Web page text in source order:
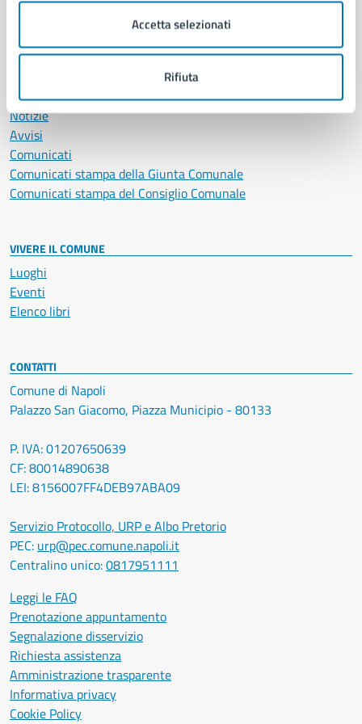
Accetta selezionati
Rifiuta
Notizie
Avvisi
Comunicati
Comunicati stampa della Giunta Comunale
Comunicati stampa del Consiglio Comunale
VIVERE IL COMUNE
Luoghi
Eventi
Elenco libri
CONTATTI
Comune di Napoli
Palazzo San Giacomo, Piazza Municipio - 80133
P. IVA: 01207650639
CF: 80014890638
LEI: 8156007FF4DEB97ABA09
Servizio Protocollo, URP e Albo Pretorio
PEC: urp@pec.comune.napoli.it
Centralino unico:0817951111
Leggi le FAQ
Prenotazione appuntamento
Segnalazione disservizio
Richiesta assistenza
Amministrazione trasparente
Informativa privacy
Cookie Policy